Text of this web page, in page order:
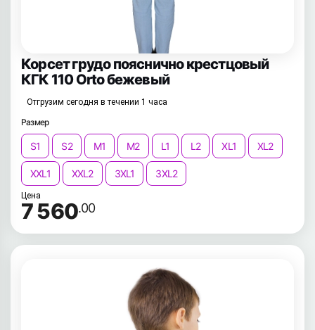
Корсет грудо пояснично крестцовый
КГК 110 Orto бежевый
Отгрузим сегодня в течении 1 часа
Размер
S1 S2 M1 M2 L1 L2 XL1 XL2
XXL1 XXL2 3XL1 3XL2
Цена
7 560.00